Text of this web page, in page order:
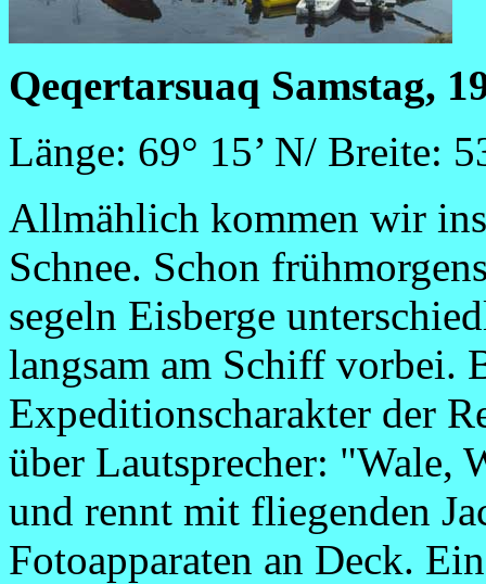
Qeqertarsuaq Samstag,
Länge: 69° 15’ N/ Breite:
Allmählich kommen wir
Schnee. Schon
segeln Eisberge
langsam am Schiff vorbei.
Expeditionscharakter der
über Lautsprecher: "Wale,
und rennt mit fliegenden
Fotoapparaten an Deck.